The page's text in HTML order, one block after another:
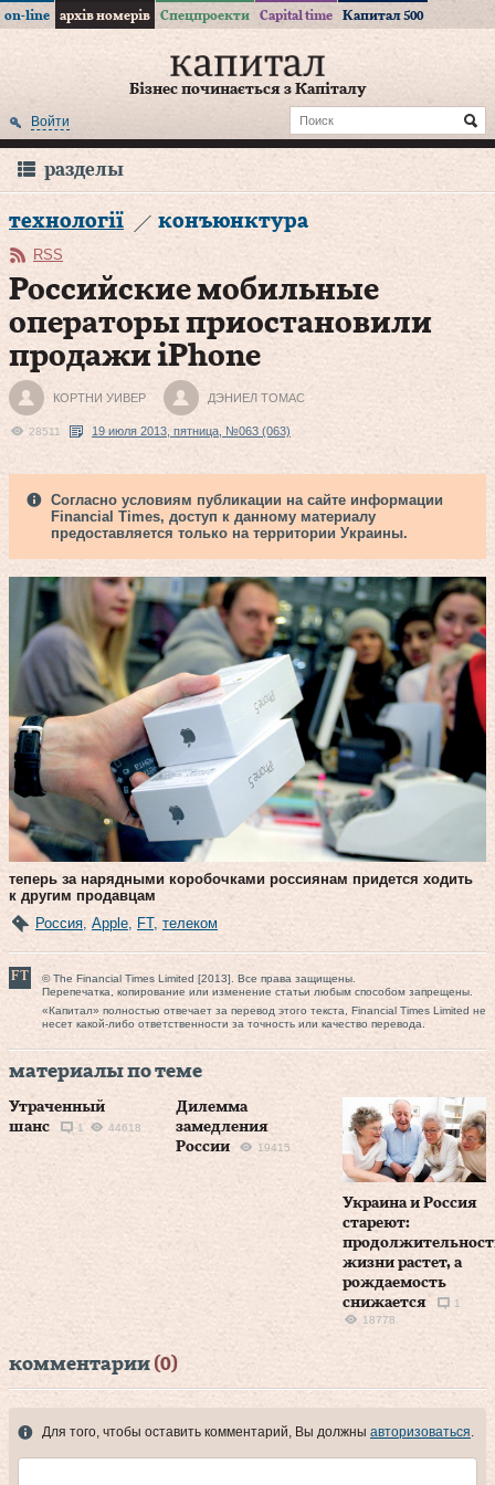
on-line архів номерів Спецпроекти Capital time Капитал 500
Бізнес починається з Капіталу
Войти
разделы
технології конъюнктура
RSS
Российские мобильные
операторы приостановили
продажи iPhone
КОРТНИ УИВЕР ДЭНИЕЛ ТОМАС
28511 19 июля 2013, пятница, №063 (063)
Согласно условиям публикации на сайте информации
Financial Times, доступ к данному материалу
предоставляется только на территории Украины.
теперь за нарядными коробочками россиянам придется ходить
к другим продавцам
Россия Apple FT, телеком
© The Financial Times Limited [2013]. Все права защищены.
Перепечатка, копирование или изменение статьи любым способом запрещены.
«Капитал» полностью отвечает за перевод этого текста, Financial Times Limited не
несет какой-либо ответственности за точность или качество перевода.
материалы по теме
Утраченный
шанс
1 44618
Дилемма
замедления
России
19415
Украина и Россия
стареют:
жизни растет, а
рождаемость
снижается
1
18778
комментарии (0)
Для того, чтобы оставить комментарий, Вы должны авторизоваться.